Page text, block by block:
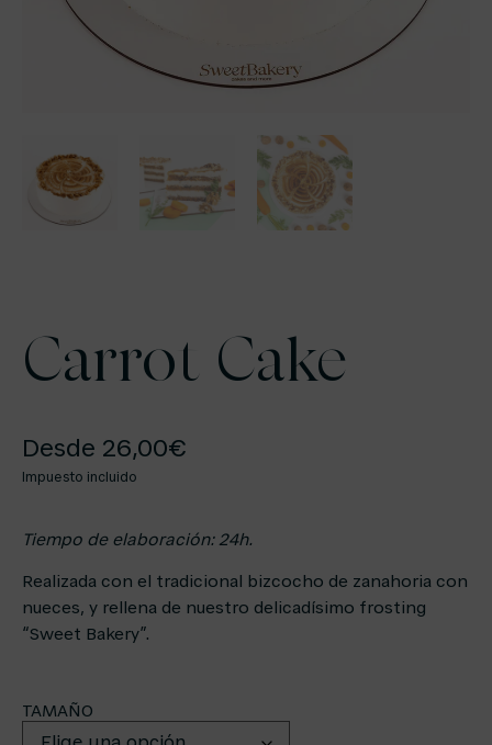
Carrot Cake
Desde 26,00€
Impuesto incluido
Tiempo de elaboración: 24h.
Realizada con el tradicional bizcocho de zanahoria con
nueces, y rellena de nuestro delicadísimo frosting
“Sweet Bakery”.
TAMAÑO